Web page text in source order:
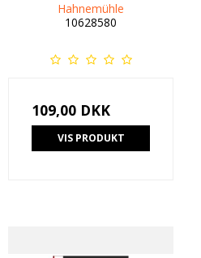
Hahnemühle
10628580
109,00 DKK
VIS PRODUKT